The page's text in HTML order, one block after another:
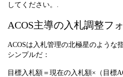
してください。.
ACOS主導の入札調整フ
ACOSは入札管理の北極星のような
シンプルだ：
目標入札額＝現在の入札額×（目標